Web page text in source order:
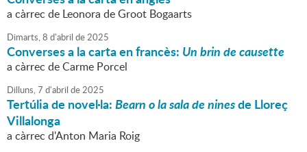
a càrrec de Leonora de Groot Bogaarts
Dimarts,8 d'abril de2025
Converses a la carta en francès: Un brin de causette
a càrrec de Carme Porcel
Dilluns,7 d'abril de2025
Tertúlia de novel·la:Bearn o la sala de ninesde Lloreç
Villalonga
a càrrec d'Anton Maria Roig